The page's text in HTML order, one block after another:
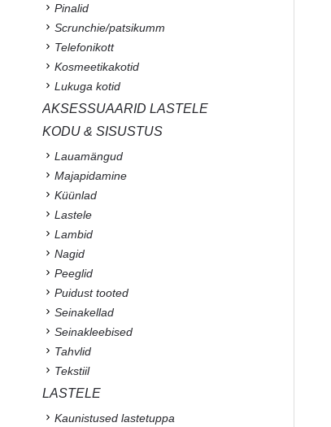
Pinalid
Scrunchie/patsikumm
Telefonikott
Kosmeetikakotid
Lukuga kotid
AKSESSUAARID LASTELE
KODU & SISUSTUS
Lauamängud
Majapidamine
Küünlad
Lastele
Lambid
Nagid
Peeglid
Puidust tooted
Seinakellad
Seinakleebised
Tahvlid
Tekstiil
LASTELE
Kaunistused lastetuppa